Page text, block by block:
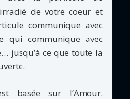
de votre coeur et
communique avec
qui communique avec
jusqu’à ce que toute la
basée sur l’Amour.